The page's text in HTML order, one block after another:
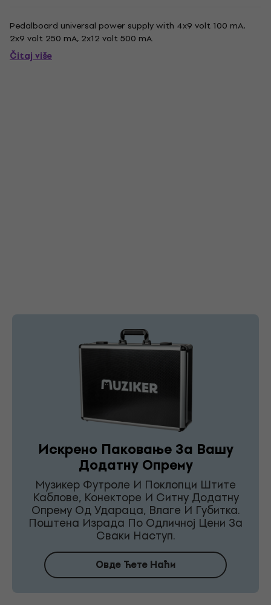
Pedalboard universal power supply with 4x9 volt 100 mA,
2x9 volt 250 mA, 2x12 volt 500 mA.
Čitaj više
Искрено Паковање За Вашу
Додатну Опрему
Музикер Футроле И Поклопци Штите
Каблове, Конекторе И Ситну Додатну
Опрему Од Удараца, Влаге И Губитка.
Поштена Израда По Одличној Цени За
Сваки Наступ.
Овде Ћете Наћи